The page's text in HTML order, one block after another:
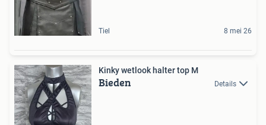
Tiel 8 mei 26
Kinky wetlook halter top M
Bieden Details